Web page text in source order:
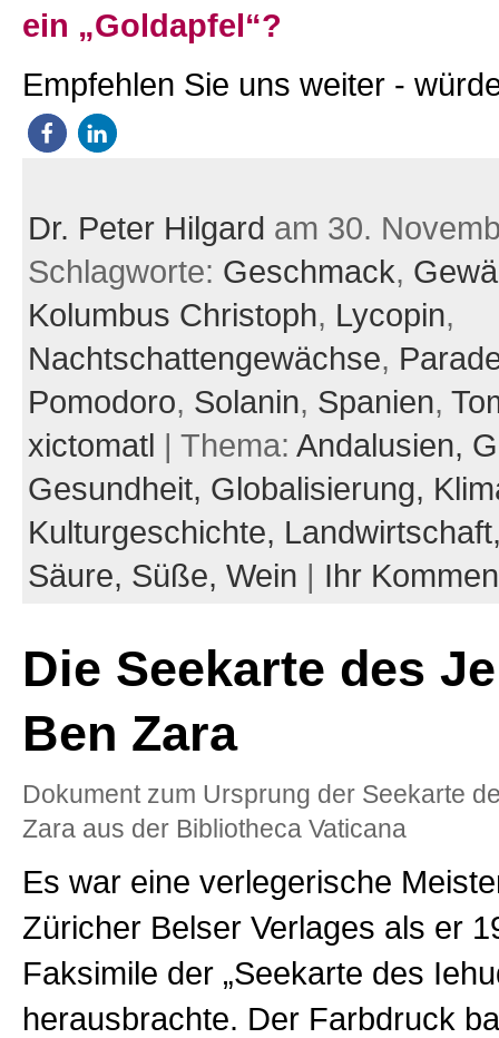
ein „Goldapfel“?
Empfehlen Sie uns weiter -
Dr. Peter Hilgard am 30.
Schlagworte: Geschmack,
Kolumbus Christoph, Lycopin,
Nachtschattengewächse,
Pomodoro, Solanin, Spanien,
xictomatl
| Thema: Andalusien,
Gesundheit, Globalisierung,
Kulturgeschichte,
Säure, Süße, Wein Ihr
Die Seekarte des
Ben Zara
Dokument zum Ursprung der Seekarte
Zara aus der Bibliotheca Vaticana
Es war eine verlegerische
Züricher Belser Verlages als er
Faksimile der „Seekarte des
herausbrachte. Der Farbdruck